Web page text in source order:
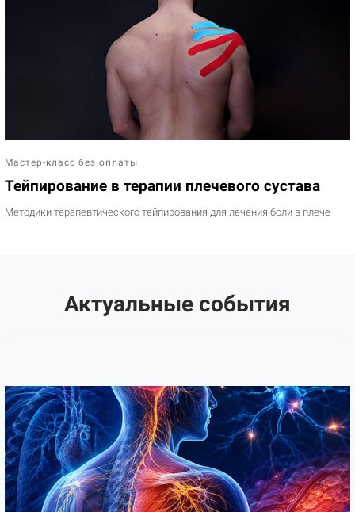
Мастер-класс без оплаты
Тейпирование в терапии плечевого сустава
Методики терапевтического тейпирования для лечения боли в плече
Актуальные события